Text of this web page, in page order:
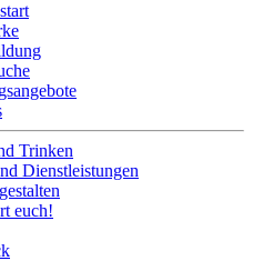
Trinken
Dienstleistungen
euch!